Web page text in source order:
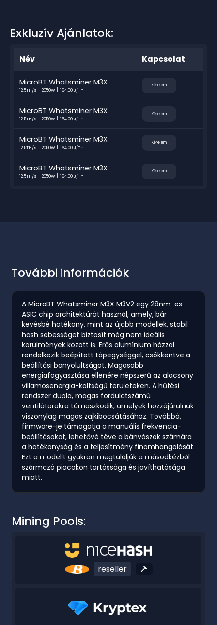
Exkluzív Ajánlatok:
Név Kapcsolat
MicroBT Whatsminer M3X
12.5TH/s 2050W 164.00 J/Th
Kérelem
MicroBT Whatsminer M3X
12.5TH/s 2050W 164.00 J/Th
Kérelem
MicroBT Whatsminer M3X
12.5TH/s 2050W 164.00 J/Th
Kérelem
MicroBT Whatsminer M3X
12.5TH/s 2050W 164.00 J/Th
Kérelem
További információk
A MicroBT Whatsminer M3X M3V2 egy 28nm-es
ASIC chip architektúrát használ, amely, bár
kevésbé hatékony, mint az újabb modellek, stabil
hash sebességet biztosít még nem ideális
körülmények között is. Erős alumínium házzal
rendelkezik beépített tápegységgel, csökkentve a
beállítási bonyolultságot. Magasabb
energiafogyasztása ellenére népszerű az alacsony
villamosenergia-költségű területeken. A hűtési
rendszer dupla, magas fordulatszámú
ventilátorokra támaszkodik, amelyek hozzájárulnak
viszonylag magas zajkibocsátásához. Továbbá,
firmware-je támogatja a manuális frekvencia-
beállításokat, lehetővé téve a bányászok számára
a hatékonyság és a teljesítmény finomhangolását.
Ezt a modellt gyakran megtalálják a másodkézből
származó piacokon tartóssága és javíthatósága
miatt.
Mining Pools:
reseller